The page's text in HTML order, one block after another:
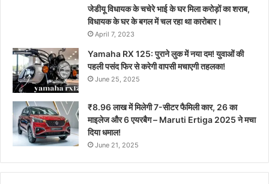
जेडीयू विधायक के चचेरे भाई के घर मिला करोड़ों का शराब,
विधायक के घर के बगल में चल रहा था कारोबार।
April 7, 2023
Yamaha RX 125: पुराने लुक में नया दम! युवाओं की
पहली पसंद फिर से करेगी वापसी मचाएगी तहलका!
June 25, 2025
₹8.96 लाख में मिलेगी 7-सीटर फैमिली कार, 26 का
माइलेज और 6 एयरबैग – Maruti Ertiga 2025 ने मचा
दिया धमाल!
June 21, 2025